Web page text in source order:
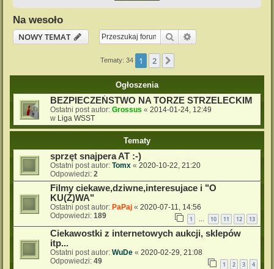
Na wesoło
NOWY TEMAT
Szukaj
Tematy: 34 1 2
Ogłoszenia
BEZPIECZEŃSTWO NA TORZE STRZELECKIM
Ostatni post autor: Grossus « 2014-01-24, 12:49
w Liga WSST
Tematy
sprzęt snajpera AT :-)
Ostatni post autor: Tomx « 2020-10-22, 21:20
Odpowiedzi: 2
Filmy ciekawe,dziwne,interesujace i "O
KU(Ź)WA"
Ostatni post autor: PaPaj « 2020-07-11, 14:56
Odpowiedzi: 189 1 10 11 12 13
Ciekawostki z internetowych aukcji, sklepów
itp...
Ostatni post autor: WuDe « 2020-02-29, 21:08
Odpowiedzi: 49 1 2 3 4